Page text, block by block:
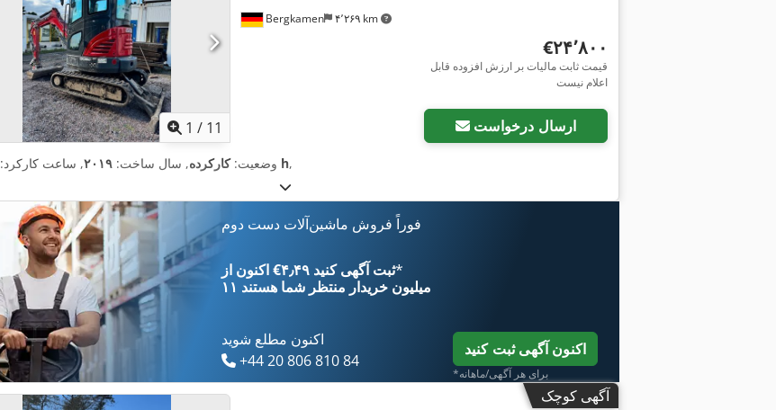
1 / 11
Bergkamen ۴٬۲۶۹ km
‎€۲۴٬۸۰۰
قیمت ثابت مالیات بر ارزش افزوده قابل
اعلام نیست
ارسال درخواست
وضعیت:کارکرده, سال ساخت: ۲۰۱۹, ساعت کارکرد: ۱٬۳۶۰ h,
فوراً فروش ماشین‌آلات دست دوم
اکنون از ‎€۴٫۴۹ ثبت آگهی کنید*
۱۱ میلیون خریدار منتظر شما هستند
اکنون مطلع شوید
+44 20 806 810 84
اکنون آگهی ثبت کنید
*برای هر آگهی/ماهانه
آگهی کوچک